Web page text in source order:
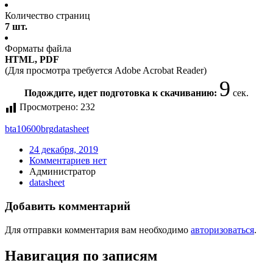
Количество страниц
7 шт.
Форматы файла
HTML, PDF
(Для просмотра требуется Adobe Acrobat Reader)
Подождите, идет подготовка к скачиванию: 9 сек.
Просмотрено: 232
bta10600brgdatasheet
24 декабря, 2019
Комментариев нет
Администратор
datasheet
Добавить комментарий
Для отправки комментария вам необходимо авторизоваться.
Навигация по записям